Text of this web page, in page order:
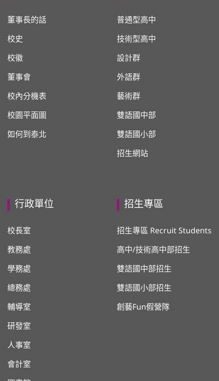
董事長的話
校史
校徽
董事會
校內分機表
校園平面圖
如何到泰北
普通型高中
技術型高中
設計群
外語群
藝術群
雙語國中部
雙語國小部
招生網站
行政單位
校長室
教務處
學務處
總務處
輔導室
研發室
人事室
會計室
招生專區
招生專區 Recruit Students
高中/技術高中部招生
雙語國中部招生
雙語國小部招生
創藝Fun假營隊